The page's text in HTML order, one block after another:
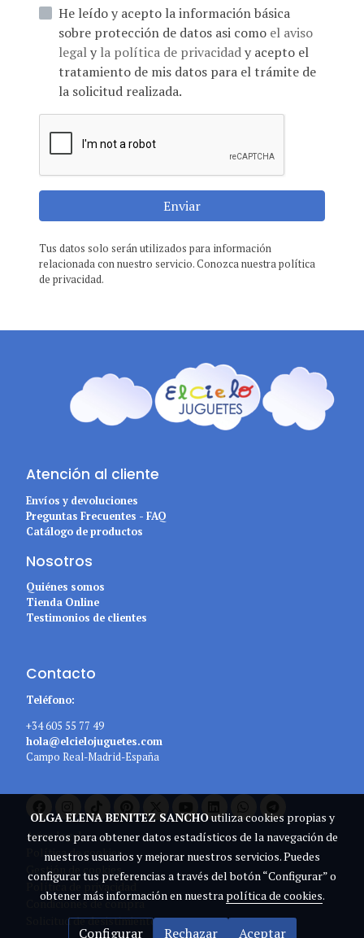
He leído y acepto la información básica
sobre protección de datos asi como el aviso
legaly la política de privacidady acepto el
tratamiento de mis datos para el trámite de
la solicitud realizada.
Enviar
Tus datos solo serán utilizados para información
relacionada con nuestro servicio. Conozca nuestra política
de privacidad.
Atención al cliente
Envíos y devoluciones
Preguntas Frecuentes - FAQ
Catálogo de productos
Nosotros
Quiénes somos
Tienda Online
Testimonios de clientes
Contacto
Teléfono:
+34 605 55 77 49
hola@elcielojuguetes.com
Campo Real-Madrid-España
Aviso legal
Política de cookies
Gestión de cookies
Política de privacidad
Condiciones de compra
Solicitud de desistimiento
OLGA ELENA BENITEZ SANCHOutiliza cookies propias y
terceros para obtener datos estadísticos de la navegación de
nuestros usuarios y mejorar nuestros servicios. Puedes
configurar tus preferencias a través del botón “Configurar” o
obtener más información en nuestra política de cookies.
Configurar Rechazar Aceptar